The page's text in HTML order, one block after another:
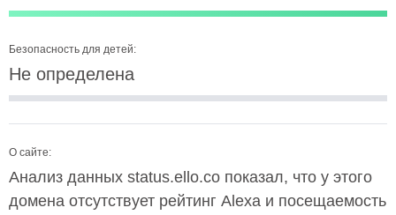
Безопасность для детей:
Не определена
О сайте:
Анализ данных status.ello.co показал, что у этого
домена отсутствует рейтинг Alexa и посещаемость